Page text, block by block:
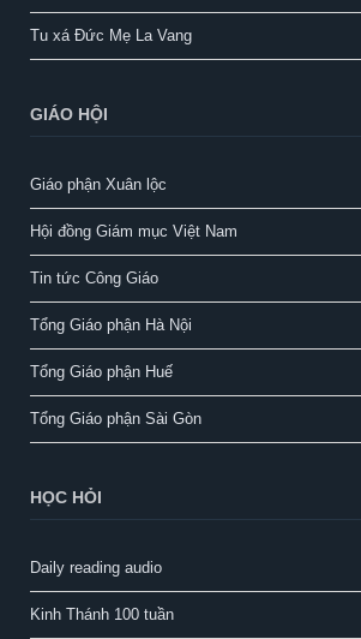
Tu xá Đức Mẹ La Vang
GIÁO HỘI
Giáo phận Xuân lộc
Hội đồng Giám mục Việt Nam
Tin tức Công Giáo
Tổng Giáo phận Hà Nội
Tổng Giáo phận Huế
Tổng Giáo phận Sài Gòn
HỌC HỎI
Daily reading audio
Kinh Thánh 100 tuần